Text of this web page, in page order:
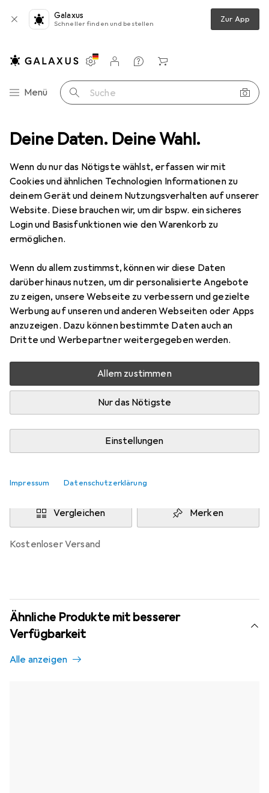
Deine Daten. Deine Wahl.
Wenn du nur das Nötigste wählst, erfassen wir mit
Cookies und ähnlichen Technologien Informationen zu
deinem Gerät und deinem Nutzungsverhalten auf unserer
Website. Diese brauchen wir, um dir bspw. ein sicheres
Login und Basisfunktionen wie den Warenkorb zu
ermöglichen.
Wenn du allem zustimmst, können wir diese Daten
darüber hinaus nutzen, um dir personalisierte Angebote
zu zeigen, unsere Webseite zu verbessern und gezielte
Werbung auf unseren und anderen Webseiten oder Apps
anzuzeigen. Dazu können bestimmte Daten auch an
Dritte und Werbepartner weitergegeben werden.
Allem zustimmen
Nur das Nötigste
Einstellungen
Impressum Datenschutzerklärung
Galaxus
Schneller finden und bestellen Zur App
Navigation nach Kategorien
Menü Suche
Einstellungen
Kundenkonto
Vergleichslisten
Merklisten
Warenkorb
Serverschrank Zubehör Adam Hall 87991 Rack Teleskop
Adam Hall 87991 Rack Teleskop
EUR
74,80
Bewertungen Marke
Mehr von Adam Hall
Zwischen Di, 8.9. und Di, 22.9. geliefert
Benachrichtigen, wenn schneller verfügbar
Lieferort angeben für genaue Lieferzeit
Angebot von i
In den Warenkorb
Vergleichen Merken
kostenloser Versand
Ähnliche Produkte mit besserer
Verfügbarkeit
Alle anzeigen